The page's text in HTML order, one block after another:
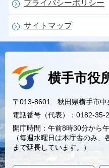
プライバシーポリシー
サイトマップ
横手市役
〒013-8601 秋田県横手市中
電話番号（代表）：0182-
開庁時間：午前8時30分から
（毎週水曜日は本庁舎のみ
まで延長しています。）